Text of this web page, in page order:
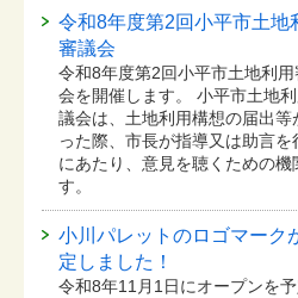
令和8年度第2回小平市土地
審議会
令和8年度第2回小平市土地利用
会を開催します。 小平市土地
議会は、土地利用構想の届出等
った際、市長が指導又は助言を
にあたり、意見を聴くための機
す。
小川パレットのロゴマーク
定しました！
令和8年11月1日にオープンを